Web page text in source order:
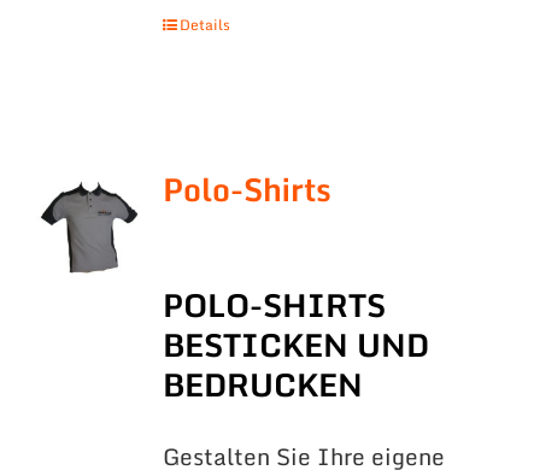
Details
Polo-Shirts
POLO-SHIRTS
BESTICKEN UND
BEDRUCKEN
Gestalten Sie Ihre eigene